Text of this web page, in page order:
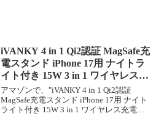
iVANKY 4 in 1 Qi2認証 MagSafe充
電スタンド iPhone 17用 ナイトラ
イト付き 15W 3 in 1 ワイヤレス充
電ステーション
アマゾンで、"iVANKY 4 in 1 Qi2認証
MagSafe充電スタンド iPhone 17用 ナイト
ライト付き 15W 3 in 1 ワイヤレス充電ス